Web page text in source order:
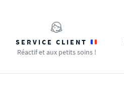
SERVICE CLIENT
Réactif et aux petits soins !